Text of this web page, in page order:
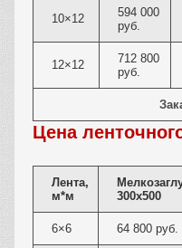
10×12
594 000
руб.
12×12
712 800
руб.
Цена
Лента,
м*м
300х500
6×6 64 800 руб.